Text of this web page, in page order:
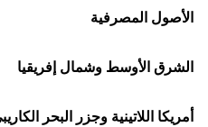
الأصول المصرفية
الشرق الأوسط وشمال إفريقيا
أمريكا اللاتينية وجزر البحر